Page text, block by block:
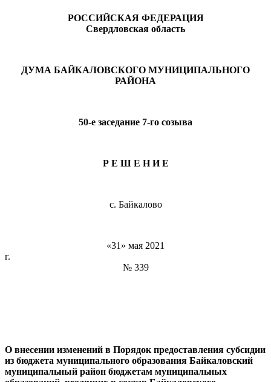
РОССИЙСКАЯ ФЕДЕРАЦИЯ
Свердловская область
ДУМА БАЙКАЛОВСКОГО МУНИЦИПАЛЬНОГО
РАЙОНА
50-е заседание 7-го созыва
Р Е Ш Е Н И Е
с. Байкалово
«31» мая 2021
№ 339
О внесении изменений в Порядок предоставления субсидии
из бюджета муниципального образования Байкаловский
муниципальный район бюджетам муниципальных